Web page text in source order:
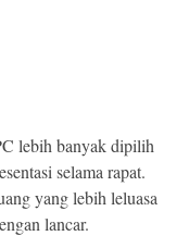
lebih banyak dipilih
selama rapat.
yang lebih leluasa
lancar.